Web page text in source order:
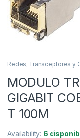
Redes, Transceptores y
MODULO
GIGABIT
T 100M
Availability: 6